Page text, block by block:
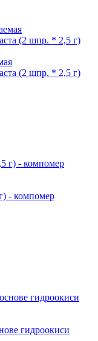
(2 шпр. * 2,5 г)
- компомер
гидроокиси